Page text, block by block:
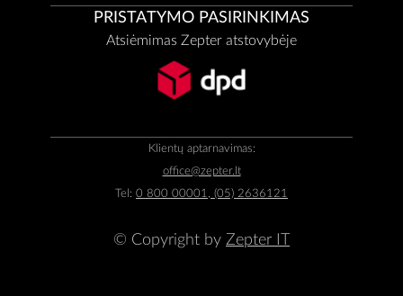
PRISTATYMO PASIRINKIMAS
Atsiėmimas Zepter atstovybėje
Klientų aptarnavimas:
office@zepter.lt
Tel: 0 800 00001, (05) 2636121
© Copyright by Zepter IT